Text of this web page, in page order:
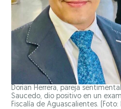
Dorian Herrera, pareja
Saucedo, dio positivo en un
Fiscalía de Aguascalientes.